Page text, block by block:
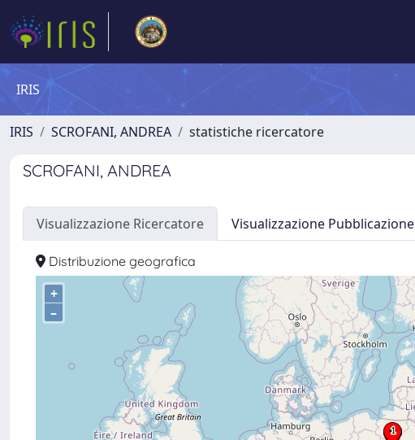
IRIS
IRIS SCROFANI, ANDREA statistiche ricercatore
SCROFANI, ANDREA
Visualizzazione Ricercatore Visualizzazione Pubblicazione
Distribuzione geografica
+
–